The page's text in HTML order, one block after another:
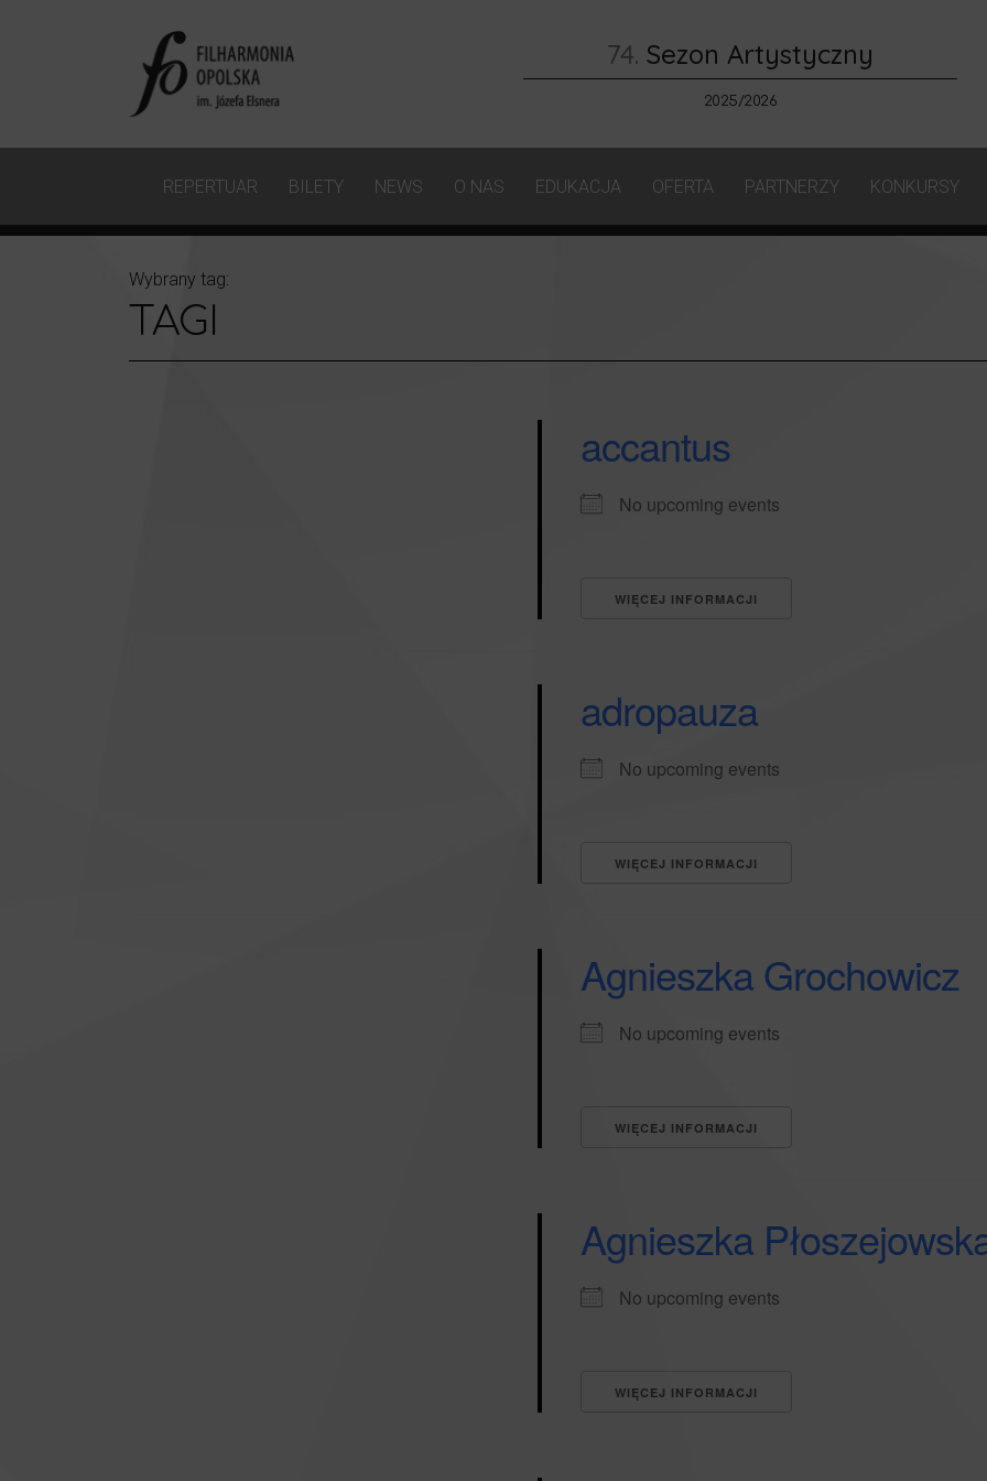
74. Sezon Artystyczny
2025/2026
REPERTUAR BILETY NEWS O NAS EDUKACJA OFERTA PARTNERZY KONKURSY
Wybrany tag:
TAGI
accantus
No upcoming events
WIĘCEJ INFORMACJI
adropauza
No upcoming events
WIĘCEJ INFORMACJI
Agnieszka Grochowicz
No upcoming events
WIĘCEJ INFORMACJI
Agnieszka
No upcoming events
WIĘCEJ INFORMACJI